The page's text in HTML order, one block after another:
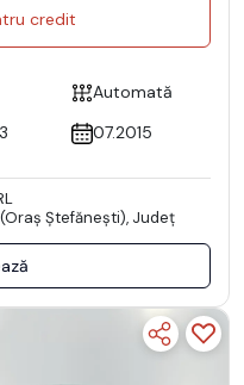
credit
Automată
07.2015
Ştefăneşti), Județ